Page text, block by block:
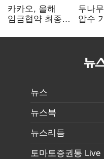
카카오, 올해
임금협약 최종
인상·격려금
두나
압수
커스
뉴스
뉴스북
뉴스리듬
토마토증권통 Live